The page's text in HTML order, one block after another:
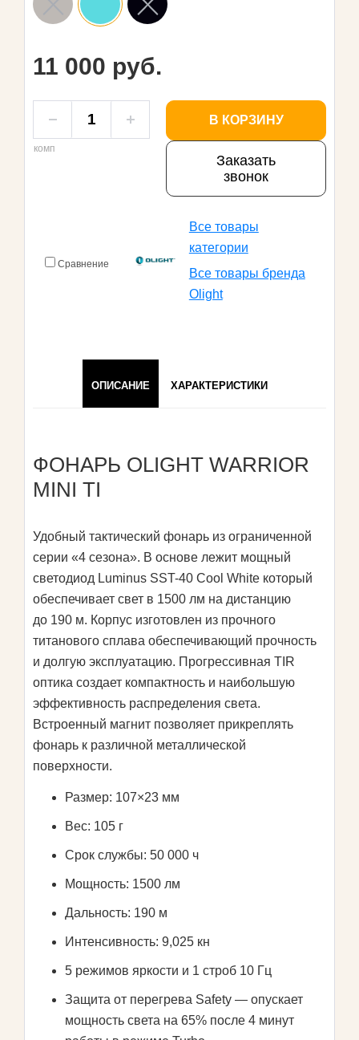
11 000 руб.
комп
В КОРЗИНУ
Заказать
звонок
Сравнение
Все товары
категории
Все товары бренда
Olight
ОПИСАНИЕ ХАРАКТЕРИСТИКИ
ФОНАРЬ OLIGHT WARRIOR
MINI TI
Удобный тактический фонарь из ограниченной
серии «4 сезона». В основе лежит мощный
светодиод Luminus SST-40 Cool White который
обеспечивает свет в 1500 лм на дистанцию
до 190 м. Корпус изготовлен из прочного
титанового сплава обеспечивающий прочность
и долгую эксплуатацию. Прогрессивная TIR
оптика создает компактность и наибольшую
эффективность распределения света.
Встроенный магнит позволяет прикреплять
фонарь к различной металлической
поверхности.
Размер: 107×23 мм
Вес: 105 г
Срок службы: 50 000 ч
Мощность: 1500 лм
Дальность: 190 м
Интенсивность: 9,025 кн
5 режимов яркости и 1 строб 10 Гц
Защита от перегрева Safety — опускает
мощность света на 65% после 4 минут